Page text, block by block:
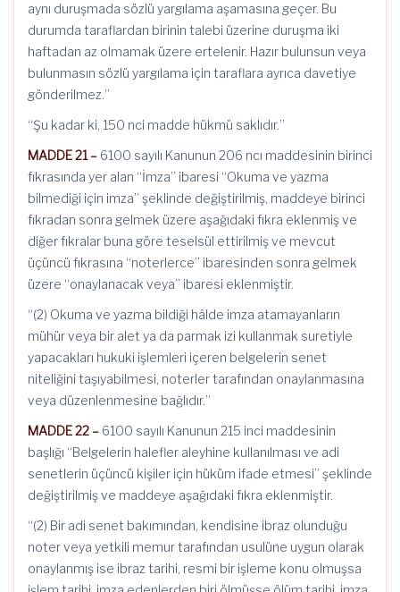
aynı duruşmada sözlü yargılama aşamasına geçer. Bu
durumda taraflardan birinin talebi üzerine duruşma iki
haftadan az olmamak üzere ertelenir. Hazır bulunsun veya
bulunmasın sözlü yargılama için taraflara ayrıca davetiye
gönderilmez.”
“Şu kadar ki, 150 nci madde hükmü saklıdır.”
MADDE 21 – 6100 sayılı Kanunun 206 ncı maddesinin birinci
fıkrasında yer alan “İmza” ibaresi “Okuma ve yazma
bilmediği için imza” şeklinde değiştirilmiş, maddeye birinci
fıkradan sonra gelmek üzere aşağıdaki fıkra eklenmiş ve
diğer fıkralar buna göre teselsül ettirilmiş ve mevcut
üçüncü fıkrasına “noterlerce” ibaresinden sonra gelmek
üzere “onaylanacak veya” ibaresi eklenmiştir.
“(2) Okuma ve yazma bildiği hâlde imza atamayanların
mühür veya bir alet ya da parmak izi kullanmak suretiyle
yapacakları hukuki işlemleri içeren belgelerin senet
niteliğini taşıyabilmesi, noterler tarafından onaylanmasına
veya düzenlenmesine bağlıdır.”
MADDE 22 – 6100 sayılı Kanunun 215 inci maddesinin
başlığı “Belgelerin halefler aleyhine kullanılması ve adi
senetlerin üçüncü kişiler için hüküm ifade etmesi” şeklinde
değiştirilmiş ve maddeye aşağıdaki fıkra eklenmiştir.
“(2) Bir adi senet bakımından, kendisine ibraz olunduğu
noter veya yetkili memur tarafından usulüne uygun olarak
onaylanmış ise ibraz tarihi, resmi bir işleme konu olmuşsa